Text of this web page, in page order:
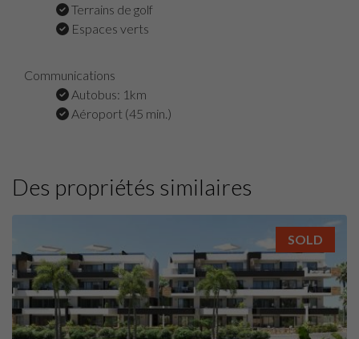
Terrains de golf
Espaces verts
Communications
Autobus: 1km
Aéroport (45 min.)
Des propriétés similaires
SOLD